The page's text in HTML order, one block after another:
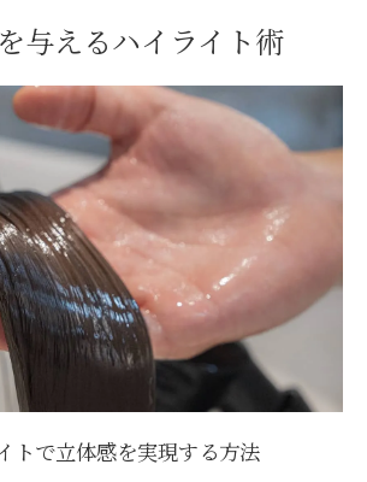
らではのハイライトのメリットと
も安心な美容室のハイライト施術
高槻市の注目ハイライト
提案する高槻市流ハイライトの魅
高槻市で叶う最新ハイライトデザイ
おすすめハイライトカラーの選び
与えるハイライト術
トで立体感を実現する方法